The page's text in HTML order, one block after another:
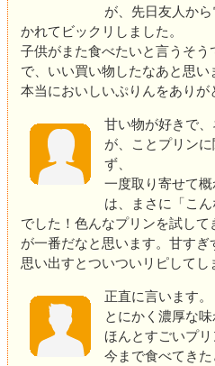
が、先日友人か
かれてビックリしました。
子供がまた食べたいと言うそ
で、いい買い物したなあと思
本当においしいぷりんをあり
甘い物が好きで
が、ことプリン
ず、
一度取り寄せて
は、まさに「こ
でした！色んなプリンを試し
が一番だなと思います。甘す
思い出すとついついリピしてし
正直に言います
とにかく濃厚な
ほんとすごいプ
今まで食べてき